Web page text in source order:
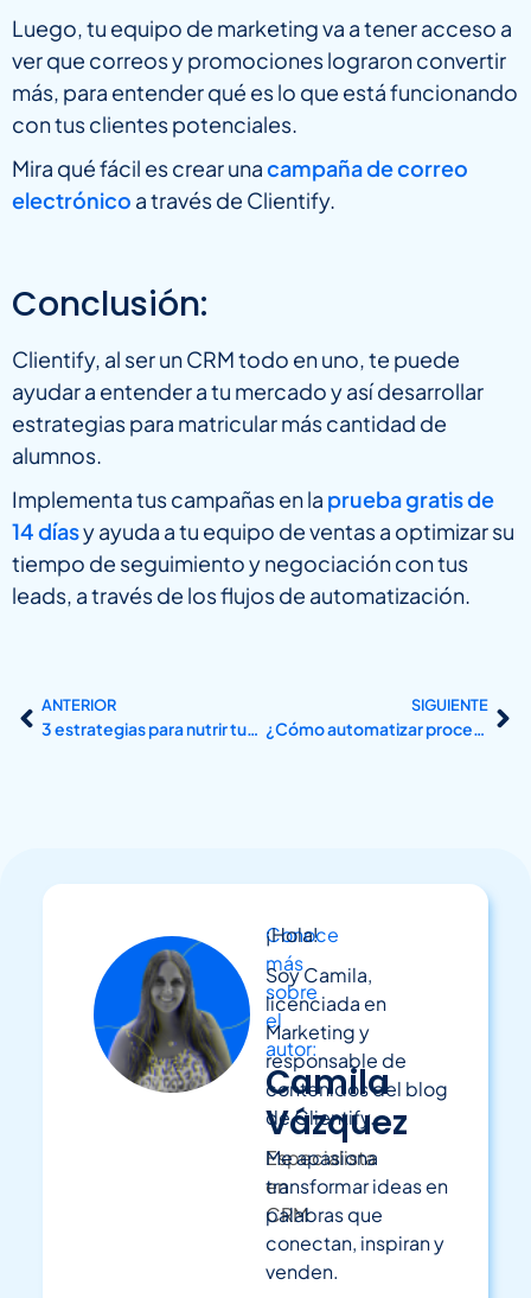
Luego, tu equipo de marketing va a tener acceso a
ver que correos y promociones lograron convertir
más, para entender qué es lo que está funcionando
con tus clientes potenciales.
Mira qué fácil es crear unacampaña de correo
electrónico a través de Clientify.
Conclusión:
Clientify, al ser un CRM todo en uno, te puede
ayudar a entender a tu mercado y así desarrollar
estrategias para matricular más cantidad de
alumnos.
Implementa tus campañas en la prueba gratis de
14 díasy ayuda a tu equipo de ventas a optimizar su
tiempo de seguimiento y negociación con tus
leads, a través de los flujos de automatización.
ANTERIOR
3 estrategias para nutrir tus relaciones comerciales
SIGUIENTE
¿Cómo automatizar procesos en tu Centro de Formación, Escuela o Universidad?
Conoce
más
sobre
el
autor:
Camila
Vázquez
Especialista
en
CRM
¡Hola!
Soy Camila,
licenciada en
Marketing y
responsable de
contenidos del blog
de Clientify.
Me apasiona
transformar ideas en
palabras que
conectan, inspiran y
venden.